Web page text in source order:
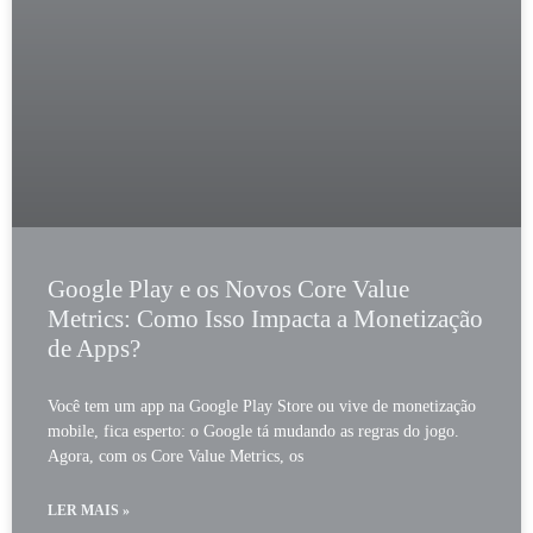
Google Play e os Novos Core Value
Metrics: Como Isso Impacta a Monetização
de Apps?
Você tem um app na Google Play Store ou vive de monetização
mobile, fica esperto: o Google tá mudando as regras do jogo.
Agora, com os Core Value Metrics, os
LER MAIS »